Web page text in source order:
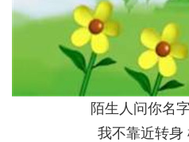
陌生人问你名
我不靠近转身